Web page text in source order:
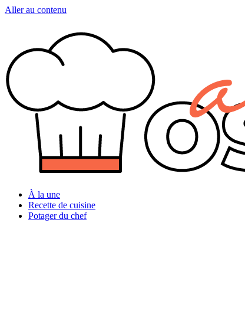
Aller au contenu
À la une
Recette de cuisine
Potager du chef